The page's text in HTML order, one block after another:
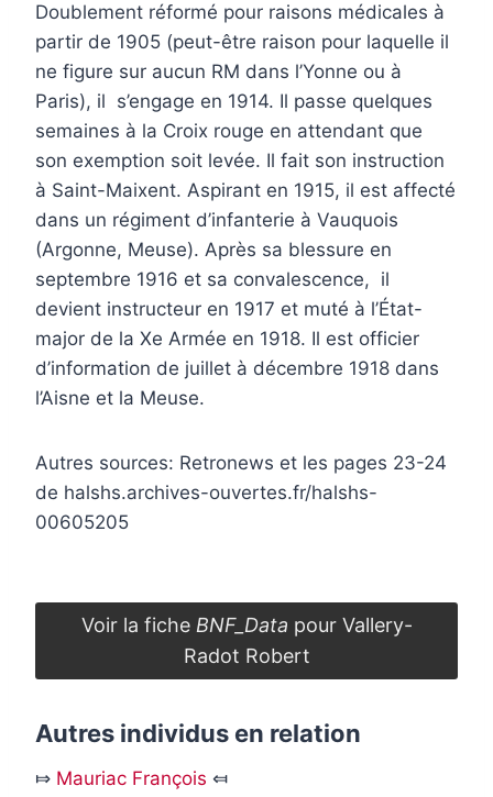
Doublement réformé pour raisons médicales à
partir de 1905 (peut-être raison pour laquelle il
ne figure sur aucun RM dans l’Yonne ou à
Paris), il s’engage en 1914. Il passe quelques
semaines à la Croix rouge en attendant que
son exemption soit levée. Il fait son instruction
à Saint-Maixent. Aspirant en 1915, il est affecté
dans un régiment d’infanterie à Vauquois
(Argonne, Meuse). Après sa blessure en
septembre 1916 et sa convalescence, il
devient instructeur en 1917 et muté à l’État-
major de la Xe Armée en 1918. Il est officier
d’information de juillet à décembre 1918 dans
l’Aisne et la Meuse.
Autres sources: Retronews et les pages 23-24
de halshs.archives-ouvertes.fr/halshs-
00605205
Voir la fiche BNF_Data pour Vallery-
Radot Robert
Autres individus en relation
⤇ Mauriac François ⤆